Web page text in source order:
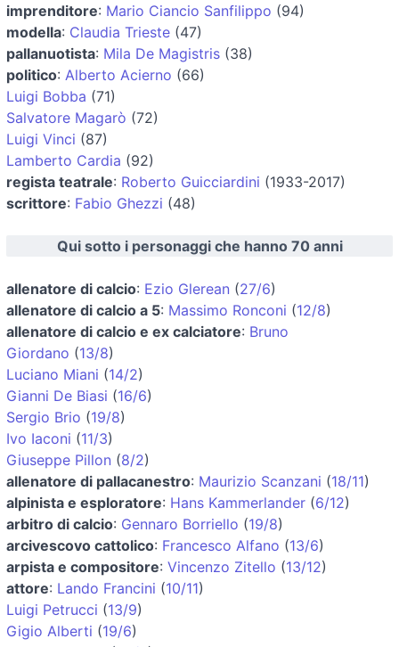
imprenditore: Mario Ciancio Sanfilippo (94)
modella: Claudia Trieste (47)
pallanuotista: Mila De Magistris (38)
politico: Alberto Acierno (66)
Luigi Bobba (71)
Salvatore Magarò (72)
Luigi Vinci (87)
Lamberto Cardia (92)
regista teatrale: Roberto Guicciardini (1933-2017)
scrittore: Fabio Ghezzi (48)
Qui sotto i personaggi che hanno 70 anni
allenatore di calcio: Ezio Glerean (27/6)
allenatore di calcio a 5: Massimo Ronconi (12/8)
allenatore di calcio e ex calciatore: Bruno
Giordano (13/8)
Luciano Miani (14/2)
Gianni De Biasi (16/6)
Sergio Brio (19/8)
Ivo Iaconi (11/3)
Giuseppe Pillon (8/2)
allenatore di pallacanestro: Maurizio Scanzani (18/11)
alpinista e esploratore: Hans Kammerlander (6/12)
arbitro di calcio: Gennaro Borriello (19/8)
arcivescovo cattolico: Francesco Alfano (13/6)
arpista e compositore: Vincenzo Zitello (13/12)
attore: Lando Francini (10/11)
Luigi Petrucci (13/9)
Gigio Alberti (19/6)